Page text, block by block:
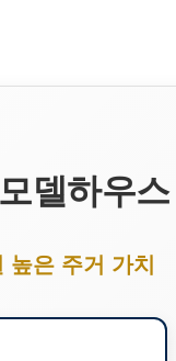
모델하우스
은 주거 가치